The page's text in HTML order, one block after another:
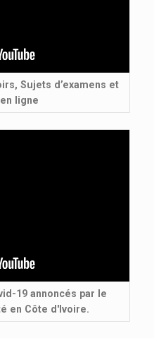
Sujets d’examens et
ligne
19 annoncés par le
en Côte d'Ivoire.